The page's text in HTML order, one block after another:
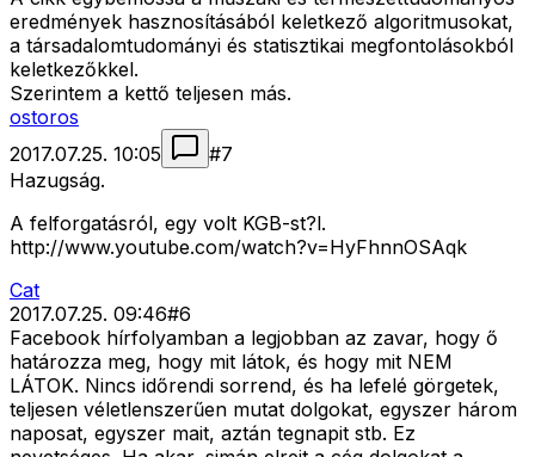
eredmények hasznosításából keletkező algoritmusokat,
a társadalomtudományi és statisztikai megfontolásokból
keletkezőkkel.
Szerintem a kettő teljesen más.
ostoros
2017.07.25. 10:05
#7
Hazugság.
A felforgatásról, egy volt KGB-st?l.
http://www.youtube.com/watch?v=HyFhnnOSAqk
Cat
2017.07.25. 09:46#6
Facebook hírfolyamban a legjobban az zavar, hogy ő
határozza meg, hogy mit látok, és hogy mit NEM
LÁTOK. Nincs időrendi sorrend, és ha lefelé görgetek,
teljesen véletlenszerűen mutat dolgokat, egyszer három
naposat, egyszer mait, aztán tegnapit stb. Ez